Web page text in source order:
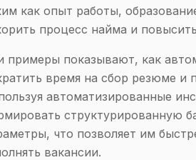
как опыт работы,
процесс найма и
примеры показывают, как
время на сбор резюме и
автоматизированные
структурированную
что позволяет им
вакансии.